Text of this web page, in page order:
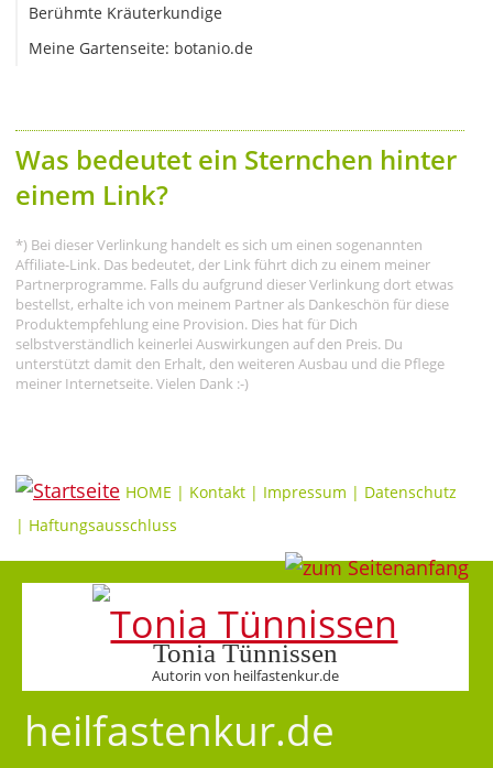
Berühmte Kräuterkundige
Meine Gartenseite: botanio.de
Was bedeutet ein Sternchen hinter
einem Link?
*) Bei dieser Verlinkung handelt es sich um einen sogenannten
Affiliate-Link. Das bedeutet, der Link führt dich zu einem meiner
Partnerprogramme. Falls du aufgrund dieser Verlinkung dort etwas
bestellst, erhalte ich von meinem Partner als Dankeschön für diese
Produktempfehlung eine Provision. Dies hat für Dich
selbstverständlich keinerlei Auswirkungen auf den Preis. Du
unterstützt damit den Erhalt, den weiteren Ausbau und die Pflege
meiner Internetseite. Vielen Dank :-)
HOME | Kontakt | Impressum | Datenschutz
| Haftungsausschluss
Tonia Tünnissen
Autorin von heilfastenkur.de
heilfastenkur.de